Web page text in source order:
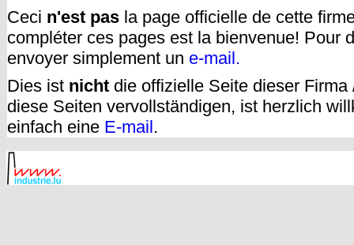
Ceci n'est pas la page officielle de cette
compléter ces pages est la bienvenue! Pour
envoyer simplement un e-mail.
Dies ist nicht die offizielle Seite dieser
diese Seiten vervollständigen, ist herzlich
einfach eine E-mail.